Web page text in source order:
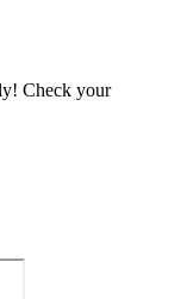
Check your